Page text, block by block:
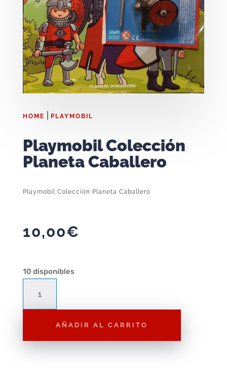
HOME PLAYMOBIL
Playmobil Colección
Planeta Caballero
Playmobil Colección Planeta Caballero
10,00€
10 disponibles
Colección
cantidad
AÑADIR AL CARRITO